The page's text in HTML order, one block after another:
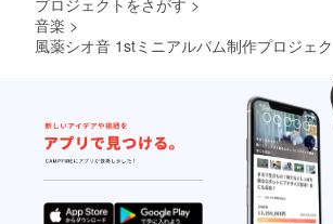
音楽 >
風薬シオ音 1stミニアルバム制作プロジェ